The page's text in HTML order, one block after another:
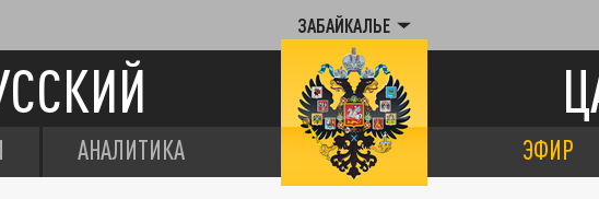
ЗАБАЙКАЛЬЕ
АНАЛИТИКА ЭФИР